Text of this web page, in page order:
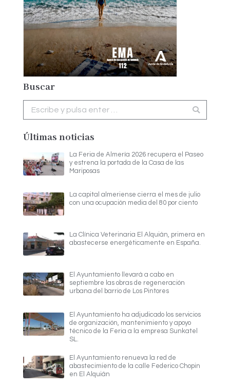
Buscar
Últimas noticias
La Feria de Almería 2026 recupera el Paseo
y estrena la portada de la Casa de las
Mariposas
La capital almeriense cierra el mes de julio
con una ocupación media del 80 por ciento
La Clínica Veterinaria El Alquián, primera en
abastecerse energéticamente en España.
El Ayuntamiento llevará a cabo en
septiembre las obras de regeneración
urbana del barrio de Los Pintores
El Ayuntamiento ha adjudicado los servicios
de organización, mantenimiento y apoyo
técnico de la Feria a la empresa Sunkatel
SL.
El Ayuntamiento renueva la red de
abastecimiento de la calle Federico Chopin
en El Alquián